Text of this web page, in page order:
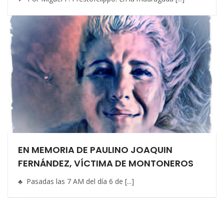
EN MEMORIA DE PAULINO JOAQUIN
FERNÁNDEZ, VÍCTIMA DE MONTONEROS
♣ Pasadas las 7 AM del día 6 de [...]